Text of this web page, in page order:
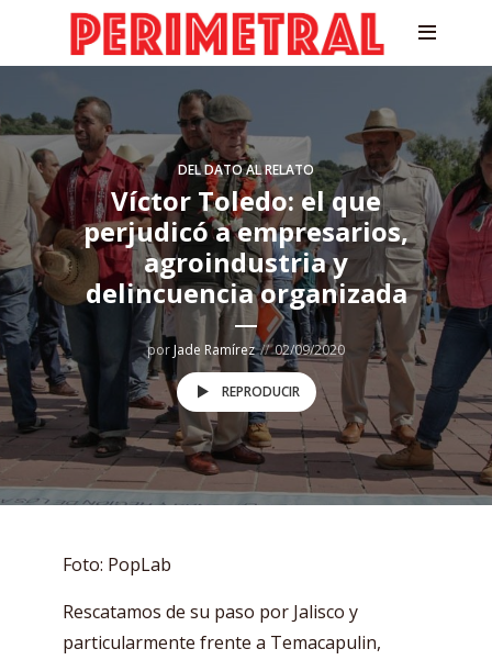
DEL DATO AL RELATO
Víctor Toledo: el que
perjudicó a empresarios,
agroindustria y
delincuencia organizada
porJade Ramírez 02/09/2020
REPRODUCIR
Foto: PopLab
Rescatamos de su paso por Jalisco y
particularmente frente a Temacapulin,